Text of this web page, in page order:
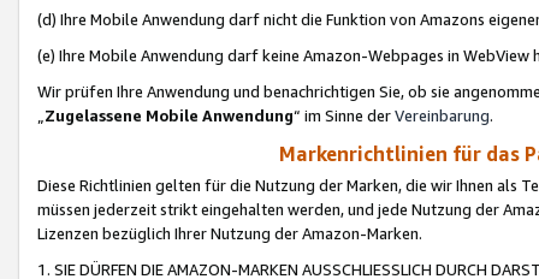
(d) Ihre Mobile Anwendung darf nicht die Funktion von Amazons
(e) Ihre Mobile Anwendung darf keine Amazon-Webpages in WebView
Wir prüfen Ihre Anwendung und benachrichtigen Sie, ob sie
„Zugelassene Mobile Anwendung“ im Sinne derVereinbarung.
Markenrichtlinien für das
Diese Richtlinien gelten für die Nutzung der Marken, die wir Ihnen als
müssen jederzeit strikt eingehalten werden, und jede Nutzung der
Lizenzen bezüglich Ihrer Nutzung der Amazon-Marken.
1. SIE DÜRFEN DIE AMAZON-MARKEN AUSSCHLIESSLICH DURCH